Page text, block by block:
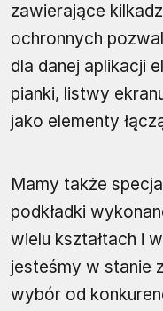
zawierające
ochronnych
dla danej aplikacji
pianki, listwy
jako elementy
Mamy także
podkładki
wielu kształtach i
jesteśmy w stanie
wybór od